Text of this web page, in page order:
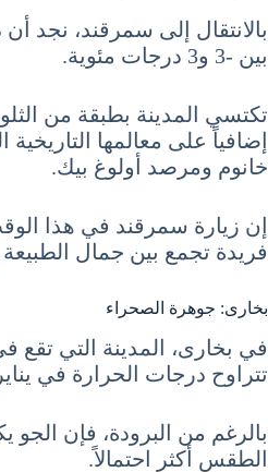
بالانتقال إلى سمرقند، نجد
بين -3 و3 درجات مئوية.
تكتسي المدينة بطبقة من
إضافياً على معالمها
خانوم ومرصد أولوغ بيك.
إن زيارة سمرقند في هذا
فريدة تجمع بين جمال
بخارى: جوهرة الصحراء
في بخارى، المدينة التي تقع
تتراوح درجات الحرارة في يناير بين -2 و4
بالرغم من البرودة، فإن الجو
الطقس أكثر احتمالاً.